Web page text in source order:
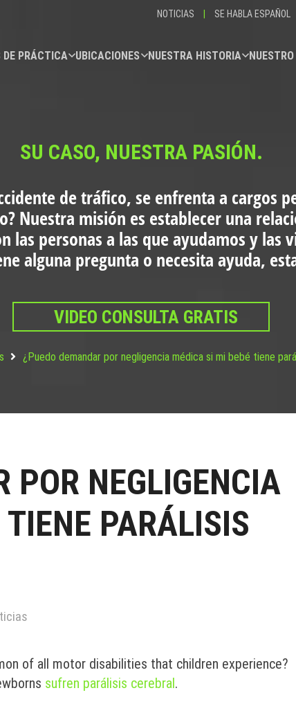
NOTICIAS | SE HABLA ESPAÑOL
DE PRÁCTICA UBICACIONES NUESTRA HISTORIA
SU CASO, NUESTRA PASIÓN.
de tráfico, se enfrenta a cargos
Nuestra misión es establecer una
las personas a las que ayudamos y las
alguna pregunta o necesita ayuda,
VIDEO CONSULTA GRATIS
¿Puedo demandar por negligencia médica si mi bebé tiene
POR NEGLIGENCIA
PARÁLISIS
of all motor disabilities that children experience?
sufren parálisis cerebral.